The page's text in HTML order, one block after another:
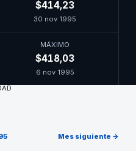
$414,23
30 nov 1995
MÁXIMO
$418,03
6 nov 1995
Mes siguiente →